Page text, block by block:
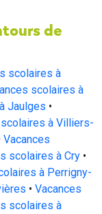
de
scolaires à
scolaires à
Jaulges •
à Villiers-
Vacances
scolaires à Cry •
à Perrigny-
• Vacances
scolaires à